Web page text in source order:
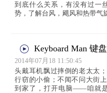
到底什么关系，有没有过一
势，了解台风，飓风和热带气
Keyboard Man 键
2014年07月18 11:50:45
头戴耳机飘过摔倒的老太太
行窃的小偷；不闻不问大街上
到家了，打开电脑——咱就